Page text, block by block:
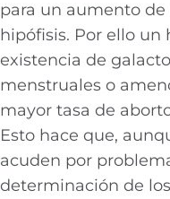
para un aumento
hipófisis. Por ello
existencia de
menstruales o
mayor tasa de
Esto hace que,
acuden por
determinación de